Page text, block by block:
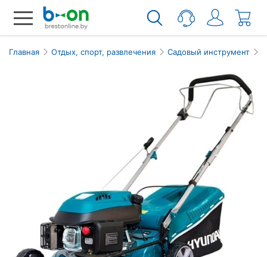
Главная Отдых, спорт, развлечения Садовый инструмент